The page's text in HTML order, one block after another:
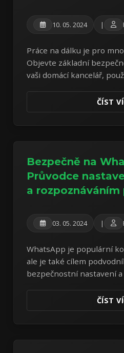
10. 05. 2024 |
Práce na dálku je pro
Objevte základní
vaši domácí kancelář,
abyste zůstali v bezpečí a
ČÍST
Bezpečně na
Průvodce
a
03. 05. 2024 |
WhatsApp je populární
ale je také cílem
bezpečnostní nastavení
ČÍST